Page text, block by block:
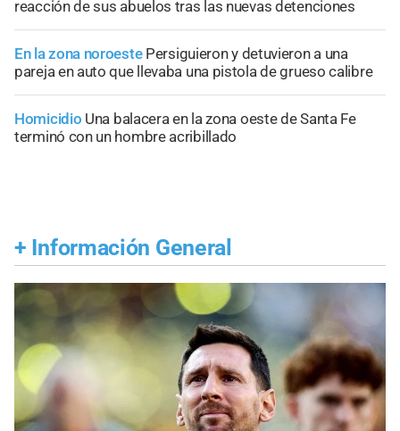
reacción de sus abuelos tras las nuevas detenciones
En la zona noroeste Persiguieron y detuvieron a una
pareja en auto que llevaba una pistola de grueso calibre
Homicidio Una balacera en la zona oeste de Santa Fe
terminó con un hombre acribillado
+ Información General